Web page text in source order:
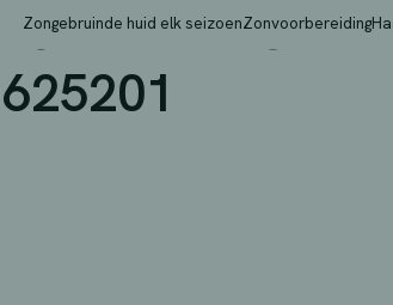
Zongebruinde huid elk seizoenZonvoorbereiding
– HEURE